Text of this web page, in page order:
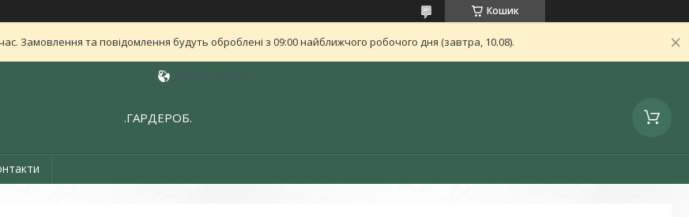
Кошик
Замовлення та повідомлення будуть оброблені з 09:00 найближчого робочого дня (завтра, 10.08).
.ГАРДЕРОБ.